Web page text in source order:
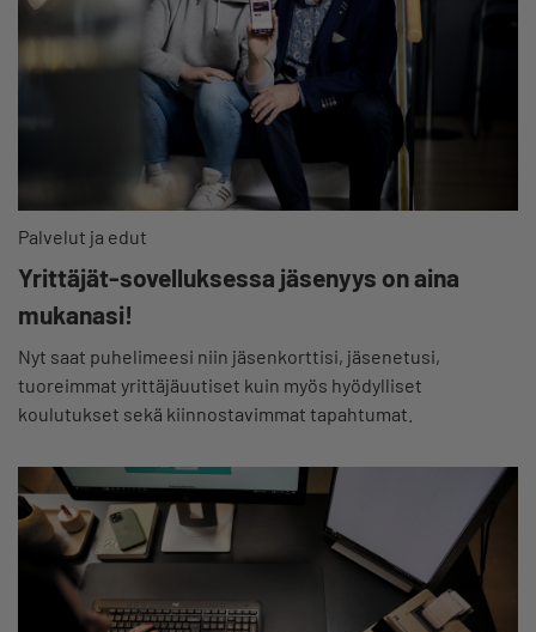
Palvelut ja edut
Yrittäjät-sovelluksessa jäsenyys on aina
mukanasi!
Nyt saat puhelimeesi niin jäsenkorttisi, jäsenetusi,
tuoreimmat yrittäjäuutiset kuin myös hyödylliset
koulutukset sekä kiinnostavimmat tapahtumat.